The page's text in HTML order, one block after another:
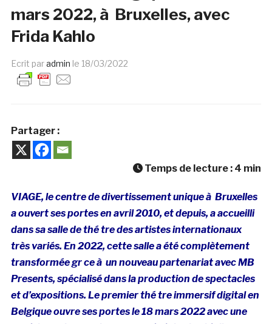
mars 2022, à Bruxelles, avec
Frida Kahlo
Ecrit paradmin le 18/03/2022
Partager :
Temps de lecture : 4 min
VIAGE, le centre de divertissement unique à Bruxelles
a ouvert ses portes en avril 2010, et depuis, a accueilli
dans sa salle de thé tre des artistes internationaux
très variés. En 2022, cette salle a été complètement
transformée gr ce à un nouveau partenariat avec MB
Presents, spécialisé dans la production de spectacles
et d’expositions. Le premier thé tre immersif digital en
Belgique ouvre ses portes le 18 mars 2022 avec une